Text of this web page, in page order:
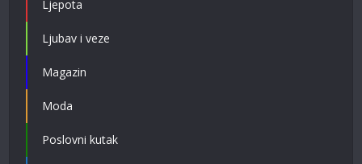
Ljepota
Ljubav i veze
Magazin
Moda
Poslovni kutak